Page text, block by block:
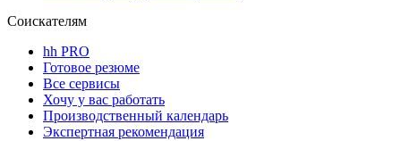
Соискателям
hh PRO
Готовое резюме
Все сервисы
Хочу у вас работать
Производственный календарь
Экспертная рекомендация